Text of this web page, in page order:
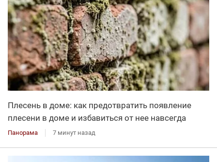
Плесень в доме: как предотвратить появление
плесени в доме и избавиться от нее навсегда
Панорама 7 минут назад